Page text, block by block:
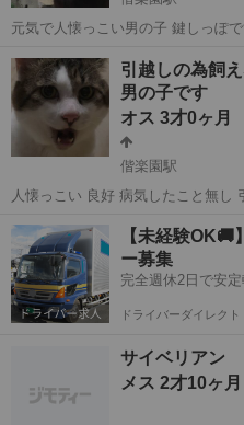
茨城 水戸市 偕楽園駅
引越しの為飼
男の子です
オス 3才0ヶ月
偕楽園駅
人懐っこい 良好 病気したこと無し 引越しの為に飼えなくなる猫で
茨城 水戸市 偕楽園駅 猫
【未経験
ー募集
完全週休2日で安
ドライバーダイレクト
サイベリアン
メス 2才10ヶ月